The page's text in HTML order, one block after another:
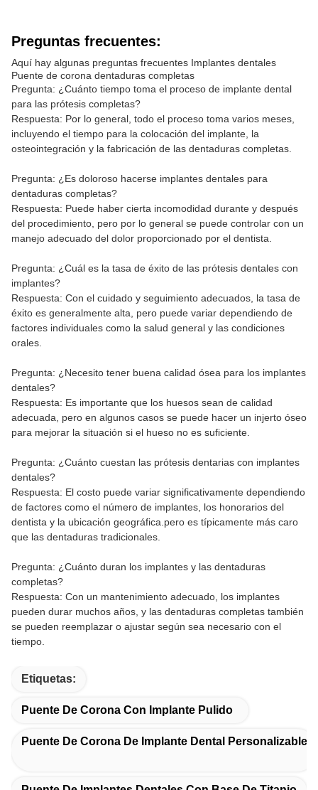
Preguntas frecuentes:
Aquí hay algunas preguntas frecuentes Implantes dentales
Puente de corona dentaduras completas
Pregunta: ¿Cuánto tiempo toma el proceso de implante dental
para las prótesis completas?
Respuesta: Por lo general, todo el proceso toma varios meses,
incluyendo el tiempo para la colocación del implante, la
osteointegración y la fabricación de las dentaduras completas.
Pregunta: ¿Es doloroso hacerse implantes dentales para
dentaduras completas?
Respuesta: Puede haber cierta incomodidad durante y después
del procedimiento, pero por lo general se puede controlar con un
manejo adecuado del dolor proporcionado por el dentista.
Pregunta: ¿Cuál es la tasa de éxito de las prótesis dentales con
implantes?
Respuesta: Con el cuidado y seguimiento adecuados, la tasa de
éxito es generalmente alta, pero puede variar dependiendo de
factores individuales como la salud general y las condiciones
orales.
Pregunta: ¿Necesito tener buena calidad ósea para los implantes
dentales?
Respuesta: Es importante que los huesos sean de calidad
adecuada, pero en algunos casos se puede hacer un injerto óseo
para mejorar la situación si el hueso no es suficiente.
Pregunta: ¿Cuánto cuestan las prótesis dentarias con implantes
dentales?
Respuesta: El costo puede variar significativamente dependiendo
de factores como el número de implantes, los honorarios del
dentista y la ubicación geográfica.pero es típicamente más caro
que las dentaduras tradicionales.
Pregunta: ¿Cuánto duran los implantes y las dentaduras
completas?
Respuesta: Con un mantenimiento adecuado, los implantes
pueden durar muchos años, y las dentaduras completas también
se pueden reemplazar o ajustar según sea necesario con el
tiempo.
Etiquetas:
Puente De Corona Con Implante Pulido
Puente De Corona De Implante Dental Personalizable